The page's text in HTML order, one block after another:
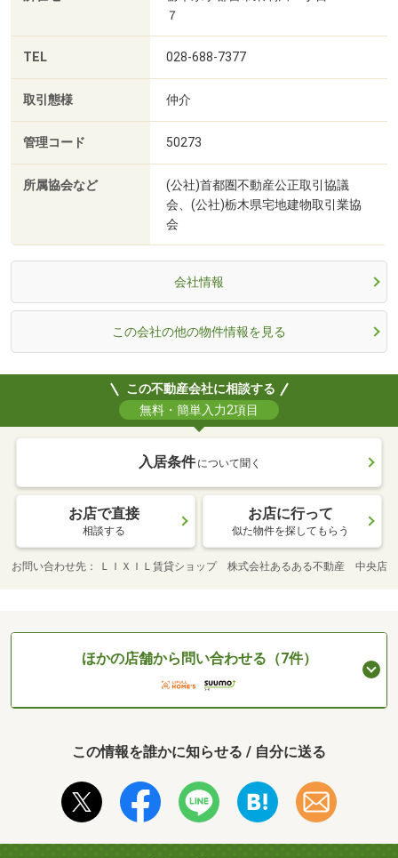
７
TEL 028-688-7377
取引態様 仲介
管理コード 50273
所属協会など
(公社)首都圏不動産公正取引協議
会、(公社)栃木県宅地建物取引業協
会
会社情報
この会社の他の物件情報を見る
この不動産会社に相談する
無料・簡単入力2項目
入居条件 について聞く
お店で直接
相談する
お店に行って
似た物件を探してもらう
お問い合わせ先 ＬＩＸＩＬ賃貸ショップ 株式会社あるある不動産 中央店
ほかの店舗から問い合わせる（7件）
この情報を誰かに知らせる / 自分に送る